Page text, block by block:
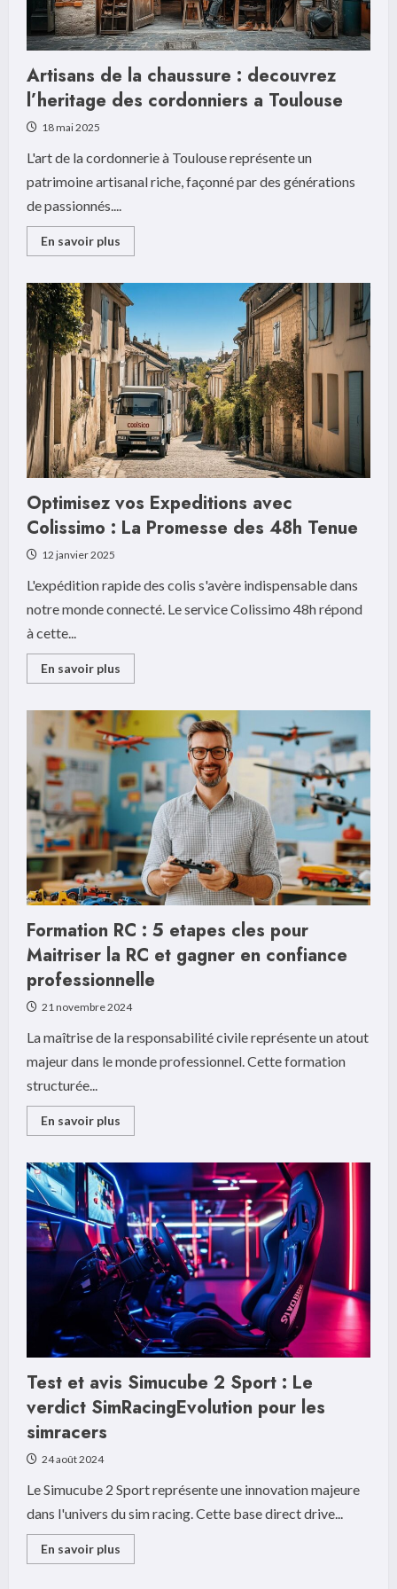
Artisans de la chaussure : decouvrez
l’heritage des cordonniers a Toulouse
18 mai 2025
L'art de la cordonnerie à Toulouse représente un
patrimoine artisanal riche, façonné par des générations
de passionnés....
En savoir plus
more
de
la
chaussure
:
decouvrez
l’heritage
des
cordonniers
a
Toulouse
Optimisez vos Expeditions avec
Colissimo : La Promesse des 48h Tenue
12 janvier 2025
L'expédition rapide des colis s'avère indispensable dans
notre monde connecté. Le service Colissimo 48h répond
à cette...
En savoir plus
more
vos
Expeditions
avec
Colissimo
La
Promesse
des
48h
Tenue
Formation RC : 5 etapes cles pour
Maitriser la RC et gagner en confiance
professionnelle
21 novembre 2024
La maîtrise de la responsabilité civile représente un atout
majeur dans le monde professionnel. Cette formation
structurée...
En savoir plus
more
:
5
etapes
cles
pour
Maitriser
la
RC
et
gagner
en
confiance
professionnelle
Test et avis Simucube 2 Sport : Le
verdict SimRacingEvolution pour les
simracers
24 août 2024
Le Simucube 2 Sport représente une innovation majeure
dans l'univers du sim racing. Cette base direct drive...
En savoir plus
more